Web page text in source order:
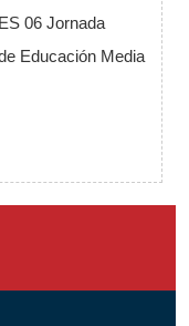
Julio
06 Jornada
Educación Media